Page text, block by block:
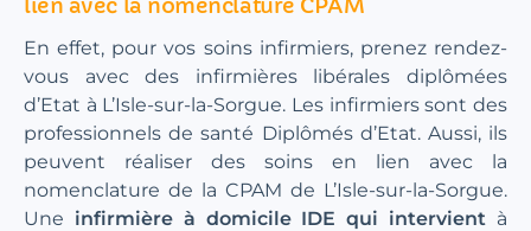
En effet, pour vos soins infirmiers, prenez rendez-
vous avec des infirmières libérales diplômées
d’Etat à L’Isle-sur-la-Sorgue. Les infirmiers sont des
professionnels de santé Diplômés d’Etat. Aussi, ils
peuvent réaliser des soins en lien avec la
nomenclature de la CPAM de L’Isle-sur-la-Sorgue.
Une infirmière à domicile IDE qui intervient à